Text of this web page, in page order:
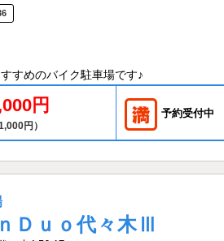
すめのバイク駐車場です♪
円
円）
予約受付中
Ｄｕｏ代々木Ⅲ